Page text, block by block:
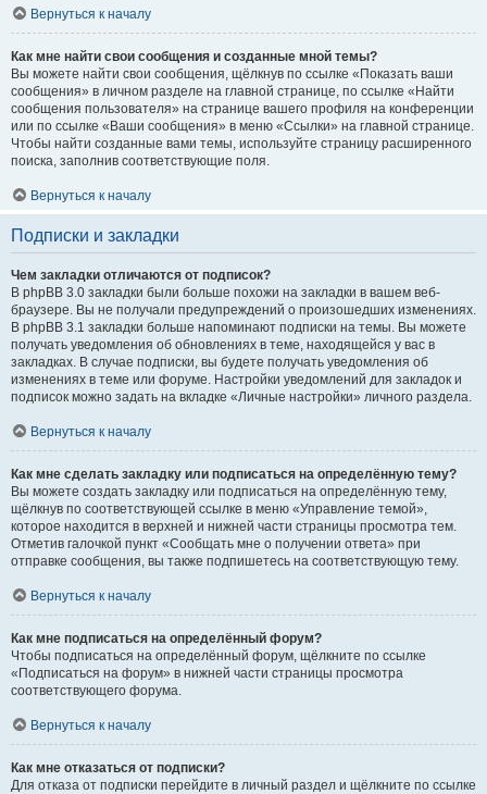
Вернуться к началу
Как мне найти свои сообщения и созданные мной темы?
Вы можете найти свои сообщения, щёлкнув по ссылке «Показать ваши
сообщения» в личном разделе на главной странице, по ссылке «Найти
сообщения пользователя» на странице вашего профиля на конференции
или по ссылке «Ваши сообщения» в меню «Ссылки» на главной странице.
Чтобы найти созданные вами темы, используйте страницу расширенного
поиска, заполнив соответствующие поля.
Вернуться к началу
Подписки и закладки
Чем закладки отличаются от подписок?
В phpBB 3.0 закладки были больше похожи на закладки в вашем веб-
браузере. Вы не получали предупреждений о произошедших изменениях.
В phpBB 3.1 закладки больше напоминают подписки на темы. Вы можете
получать уведомления об обновлениях в теме, находящейся у вас в
закладках. В случае подписки, вы будете получать уведомления об
изменениях в теме или форуме. Настройки уведомлений для закладок и
подписок можно задать на вкладке «Личные настройки» личного раздела.
Вернуться к началу
Как мне сделать закладку или подписаться на определённую тему?
Вы можете создать закладку или подписаться на определённую тему,
щёлкнув по соответствующей ссылке в меню «Управление темой»,
которое находится в верхней и нижней части страницы просмотра тем.
Отметив галочкой пункт «Сообщать мне о получении ответа» при
отправке сообщения, вы также подпишетесь на соответствующую тему.
Вернуться к началу
Как мне подписаться на определённый форум?
Чтобы подписаться на определённый форум, щёлкните по ссылке
«Подписаться на форум» в нижней части страницы просмотра
соответствующего форума.
Вернуться к началу
Как мне отказаться от подписки?
Для отказа от подписки перейдите в личный раздел и щёлкните по ссылке